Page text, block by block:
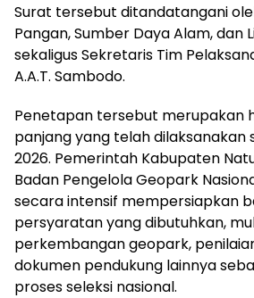
Surat tersebut ditandatangani
Pangan, Sumber Daya Alam, dan
sekaligus Sekretaris Tim
A.A.T. Sambodo.
Penetapan tersebut merupakan
panjang yang telah dilaksanakan
2026. Pemerintah Kabupaten
Badan Pengelola Geopark
secara intensif mempersiapkan
persyaratan yang dibutuhkan,
perkembangan geopark,
dokumen pendukung lainnya
proses seleksi nasional.